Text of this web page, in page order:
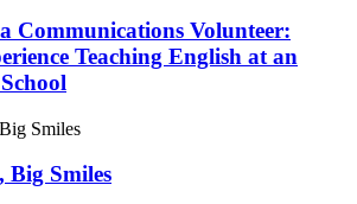
Communications Volunteer:
Teaching English at an
Big Smiles